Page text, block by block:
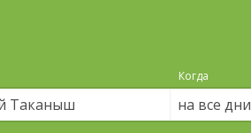
Когда
на все дни